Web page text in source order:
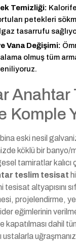
Temizliği:
petekleri
tasarrufu
Vana Değişimi:
olmuş tüm
Anahtar
Komple
eski nesil
köklü bir banyo/
tamiratlar kalıcı
teslim tesisat
tesisat altyapısını
projelendirme,
eğimlerinin
kapatılması dahil
ustalarla